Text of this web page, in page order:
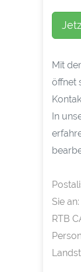
Mit
öffnet
In
Sie an:
RTB